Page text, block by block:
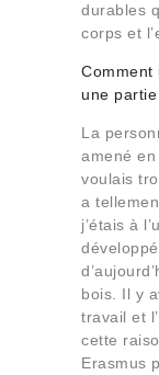
durables
corps et
Comment
une
La
amené
voulais
a
j’étais à
bois. Il y
travail et
cette
Erasmus